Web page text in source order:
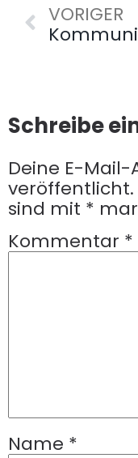
VORIGER
Schreibe
Deine E-
veröffentlicht.
sind mit *
Kommentar *
Name *